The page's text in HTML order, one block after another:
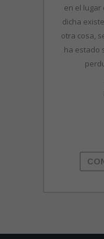
en el lugar
dicha
otra cosa,
ha estado